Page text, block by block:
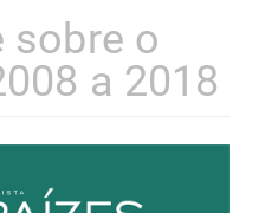
sobre o
a 2018